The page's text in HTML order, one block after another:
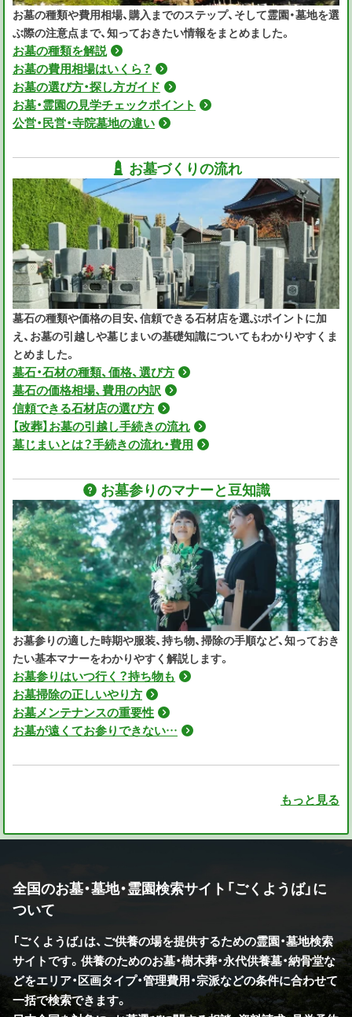
お墓の種類や費用相場、購入までのステップ、そして霊園・墓地を選
ぶ際の注意点まで、知っておきたい情報をまとめました。
お墓の種類を解説
お墓の費用相場はいくら？
お墓の選び方・探し方ガイド
お墓・霊園の見学チェックポイント
公営・民営・寺院墓地の違い
お墓づくりの流れ
墓石の種類や価格の目安、信頼できる石材店を選ぶポイントに加
え、お墓の引越しや墓じまいの基礎知識についてもわかりやすくま
とめました。
墓石・石材の種類、価格、選び方
墓石の価格相場、費用の内訳
信頼できる石材店の選び方
【改葬】お墓の引越し手続きの流れ
墓じまいとは？手続きの流れ・費用
お墓参りのマナーと豆知識
お墓参りの適した時期や服装、持ち物、掃除の手順など、知っておき
たい基本マナーをわかりやすく解説します。
お墓参りはいつ行く？持ち物も
お墓掃除の正しいやり方
お墓メンテナンスの重要性
お墓が遠くてお参りできない…
もっと見る
全国のお墓・墓地・霊園検索サイト「ごくようば」に
ついて
「ごくようば」は、ご供養の場を提供するための霊園・墓地検索
サイトです。供養のためのお墓・樹木葬・永代供養墓・納骨堂な
どをエリア・区画タイプ・管理費用・宗派などの条件に合わせて
一括で検索できます。